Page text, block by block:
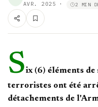
AVR. 2025 · 2 MIN
Six (6) éléments de
terroristes ont été
détachements de